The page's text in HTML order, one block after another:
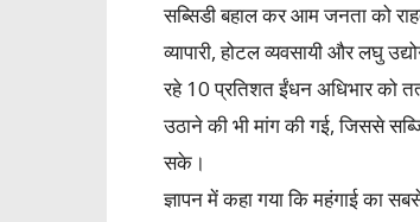
सब्सिडी बहाल कर आम जनता को
व्यापारी, होटल व्यवसायी और लघु
रहे 10 प्रतिशत ईंधन अधिभार को
उठाने की भी मांग की गई, जिससे
सके।
ज्ञापन में कहा गया कि महंगाई का